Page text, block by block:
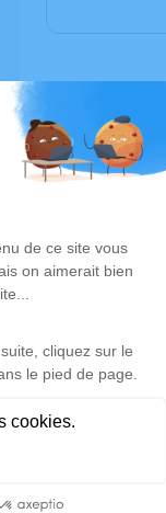
Déroulé
Le
2370,